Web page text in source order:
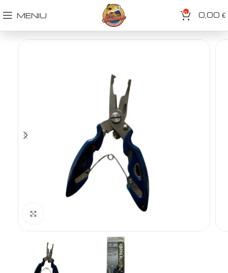
MENIU 0 0,00 €
Spustelėkite norėdami padidinti